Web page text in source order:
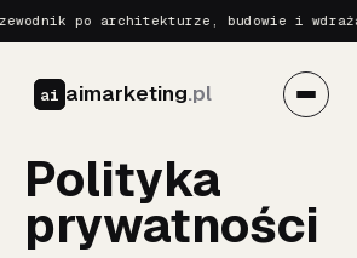
po architekturze, budowie i
ai aimarketing.pl
Polityka
prywatności